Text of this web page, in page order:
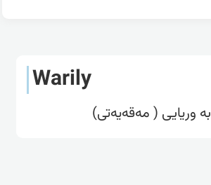
Warily
بە وریایی ( مەقەیەتی)